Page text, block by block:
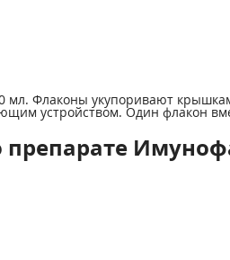
мл. Флаконы укупоривают
устройством. Один флакон